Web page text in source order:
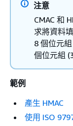
注意
CMAC 和
求將資料
8 個位元
個位元組
範例
產生 HMAC
使用 ISO